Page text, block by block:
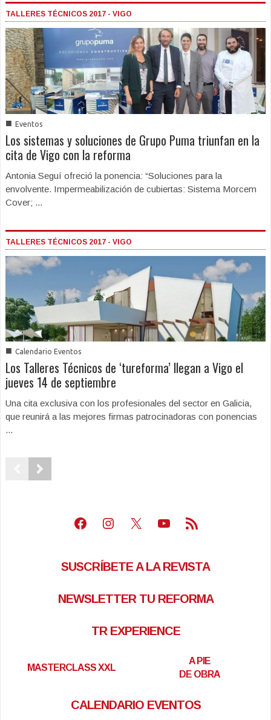
TALLERES TÉCNICOS 2017 - VIGO
■ Eventos
Los sistemas y soluciones de Grupo Puma triunfan en la
cita de Vigo con la reforma
Antonia Seguí ofreció la ponencia: “Soluciones para la
envolvente. Impermeabilización de cubiertas: Sistema Morcem
Cover; ...
TALLERES TÉCNICOS 2017 - VIGO
■ Calendario Eventos
Los Talleres Técnicos de ‘tureforma’ llegan a Vigo el
jueves 14 de septiembre
Una cita exclusiva con los profesionales del sector en Galicia,
que reunirá a las mejores firmas patrocinadoras con ponencias
...
Facebook
Instagram
X Youtube
Feed RSS
SUSCRÍBETE A LA REVISTA
NEWSLETTER TU REFORMA
TR EXPERIENCE
MASTERCLASS XXL
A PIE
DE OBRA
CALENDARIO EVENTOS